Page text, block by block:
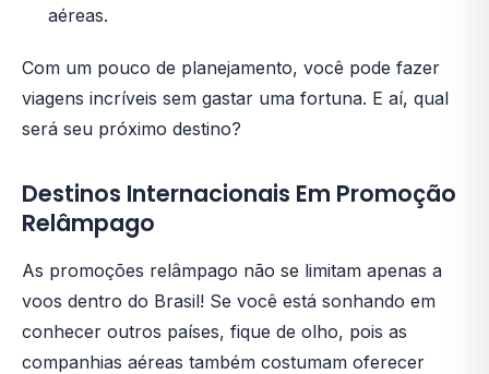
aéreas.
Com um pouco de planejamento, você pode fazer
viagens incríveis sem gastar uma fortuna. E aí, qual
será seu próximo destino?
Destinos Internacionais Em Promoção
Relâmpago
As promoções relâmpago não se limitam apenas a
voos dentro do Brasil! Se você está sonhando em
conhecer outros países, fique de olho, pois as
companhias aéreas também costumam oferecer